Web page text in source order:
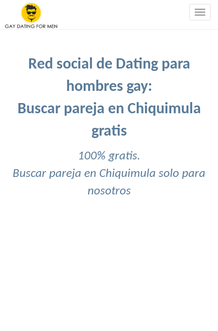
Red social de Dating para
hombres gay:
Buscar pareja en Chiquimula
gratis
100% gratis.
Buscar pareja en Chiquimula solo para
nosotros